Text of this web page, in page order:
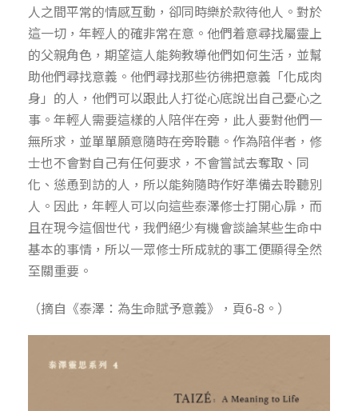
人之間平常的情感互動，卻同時樂於款待他人。對於
這一切，年輕人的確非常在意。他們着意尋找屬靈上
的父親角色，期望這人能夠教導他們如何生活，並幫
助他們尋找意義。他們尋找那些彷彿把意義「化成肉
身」的人，他們可以跟此人打從心底說出自己憂心之
事。年輕人需要這樣的人陪伴在旁，此人要對他們一
無所求，並單單願意隨時在旁聆聽。作為陪伴者，修
士也不會對自己有任何要求，不會嘗試去奪取、同
化、慫恿到訪的人，所以能夠隨時作好準備去聆聽別
人。因此，年輕人可以向這些泰澤修士打開心扉，而
且在現今這個世代，我們絕少有機會談論某些生命中
基本的事情，所以一眾修士所成就的事工便顯得全然
至關重要。
（摘自《泰澤：為生命賦予意義》，頁6-8。）